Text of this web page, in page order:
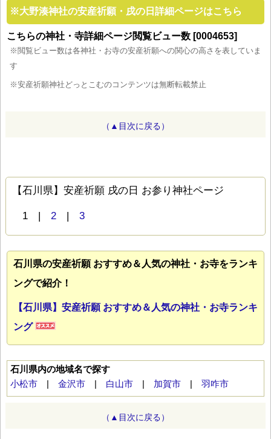
※大野湊神社の安産祈願・戌の日詳細ページはこちら
こちらの神社・寺詳細ページ閲覧ビュー数 [0004653]
※閲覧ビュー数は各神社・お寺の安産祈願への関心の高さを表していま
す
※安産祈願神社どっとこむのコンテンツは無断転載禁止
（▲目次に戻る）
【石川県】安産祈願 戌の日 お参り神社ページ
1 | 2 3
石川県の安産祈願 おすすめ＆人気の神社・お寺をランキ
ングで紹介！
【石川県】安産祈願 おすすめ＆人気の神社・お寺ランキ
ング
石川県内の地域名で探す
小松市 | 金沢市 | 白山市 | 加賀市 | 羽咋市
（▲目次に戻る）